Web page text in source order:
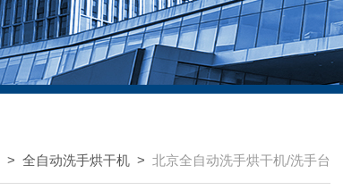
> 全自动洗手烘干机 > 北京全自动洗手烘干机/洗手台